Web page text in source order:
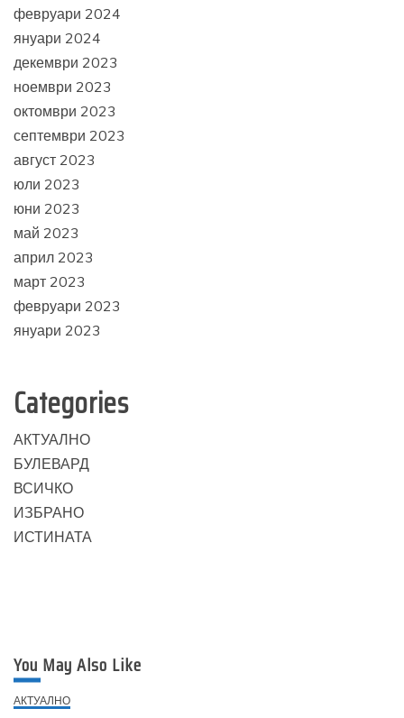
февруари 2024
януари 2024
декември 2023
ноември 2023
октомври 2023
септември 2023
август 2023
юли 2023
юни 2023
май 2023
април 2023
март 2023
февруари 2023
януари 2023
Categories
АКТУАЛНО
БУЛЕВАРД
ВСИЧКО
ИЗБРАНО
ИСТИНАТА
You May Also Like
АКТУАЛНО